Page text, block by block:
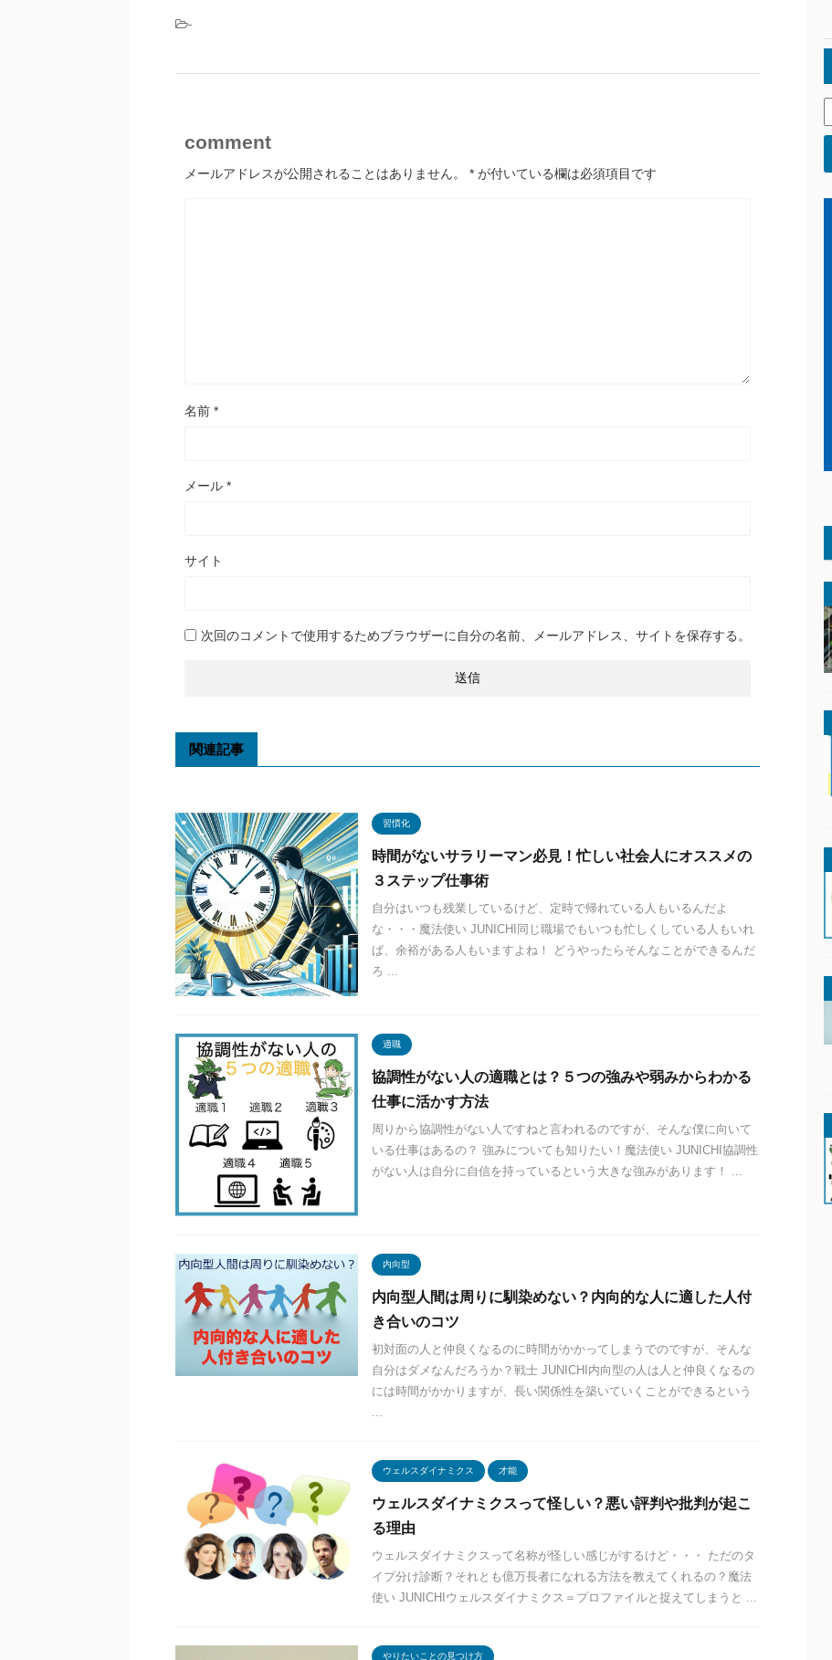
-
comment
メールアドレスが公開されることはありません。 * が付いている欄は必須項目です
名前 *
メール *
サイト
次回のコメントで使用するためブラウザーに自分の名前、メールアドレス、サイトを保存する。
関連記事
習慣化
時間がないサラリーマン必見！忙しい社会人にオススメの
３ステップ仕事術
自分はいつも残業しているけど、定時で帰れている人もいるんだよ
な・・・魔法使い JUNICHI同じ職場でもいつも忙しくしている人もいれ
ば、余裕がある人もいますよね！ どうやったらそんなことができるんだ
ろ ...
適職
協調性がない人の適職とは？５つの強みや弱みからわかる
仕事に活かす方法
周りから協調性がない人ですねと言われるのですが、そんな僕に向いて
いる仕事はあるの？ 強みについても知りたい！魔法使い JUNICHI協調性
がない人は自分に自信を持っているという大きな強みがあります！ ...
内向型
内向型人間は周りに馴染めない？内向的な人に適した人付
き合いのコツ
初対面の人と仲良くなるのに時間がかかってしまうでのですが、そんな
自分はダメなんだろうか？戦士 JUNICHI内向型の人は人と仲良くなるの
には時間がかかりますが、長い関係性を築いていくことができるという
ウェルスダイナミクス 才能
ウェルスダイナミクスって怪しい？悪い評判や批判が起こ
る理由
ウェルスダイナミクスって名称が怪しい感じがするけど・・・ ただのタ
イプ分け診断？それとも億万長者になれる方法を教えてくれるの？魔法
使い JUNICHIウェルスダイナミクス＝プロファイルと捉えてしまうと ...
やりたいことの見つけ方